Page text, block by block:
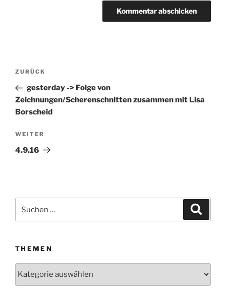
Beitragsnavigation
Vorheriger
Beitrag
ZURÜCK
gesterday -> Folge von
Zeichnungen/Scherenschnitten zusammen mit Lisa
Borscheid
Nächster
Beitrag
WEITER
4.9.16
nach:
THEMEN
Themen